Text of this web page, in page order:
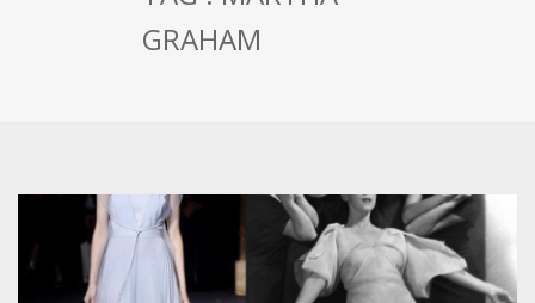
GRAHAM